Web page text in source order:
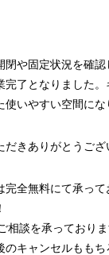
閉や固定状況を確
完了となりました
使いやすい空間にな
だきありがとうござ
完全無料にて承っ
相談を承っておりま
のキャンセルももち